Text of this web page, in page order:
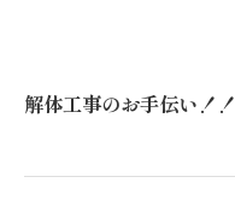
解体工事のお手伝い！！